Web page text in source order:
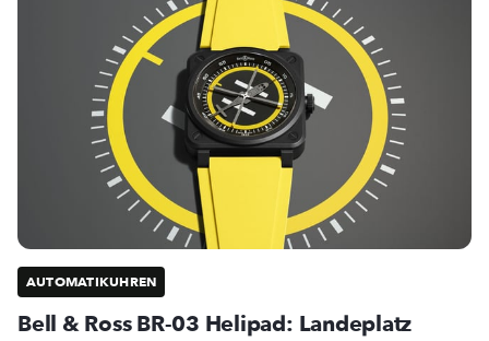
AUTOMATIKUHREN
Bell & Ross BR-03 Helipad: Landeplatz